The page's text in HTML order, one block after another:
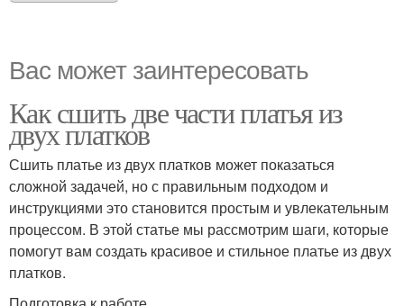
Вас может заинтересовать
Как сшить две части платья из
двух платков
Сшить платье из двух платков может показаться
сложной задачей, но с правильным подходом и
инструкциями это становится простым и увлекательным
процессом. В этой статье мы рассмотрим шаги, которые
помогут вам создать красивое и стильное платье из двух
платков.